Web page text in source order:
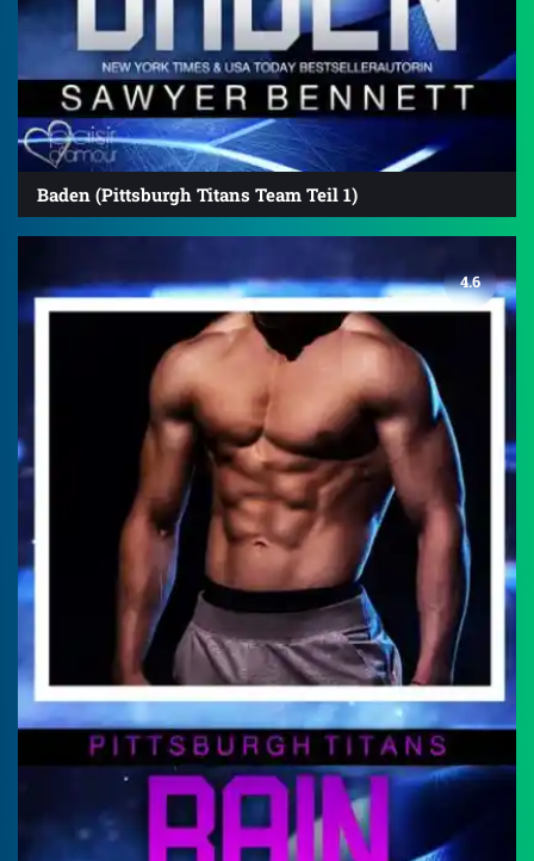
Baden (Pittsburgh Titans Team Teil 1)
4.6